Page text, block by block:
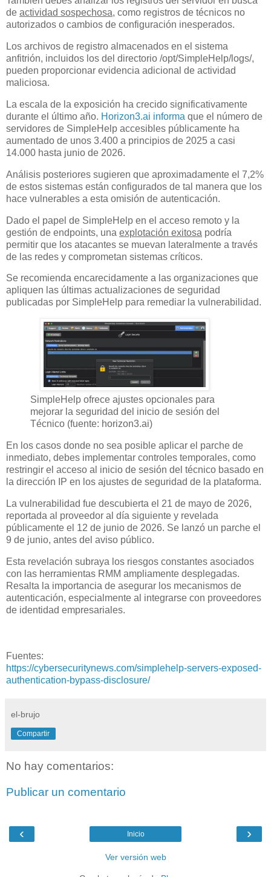
de actividad sospechosa, como registros de técnicos no
autorizados o cambios de configuración inesperados.
Los archivos de registro almacenados en el sistema
anfitrión, incluidos los del directorio /opt/SimpleHelp/logs/,
pueden proporcionar evidencia adicional de actividad
maliciosa.
La escala de la exposición ha crecido significativamente
durante el último año. Horizon3.ai informa que el número de
servidores de SimpleHelp accesibles públicamente ha
aumentado de unos 3.400 a principios de 2025 a casi
14.000 hasta junio de 2026.
Análisis posteriores sugieren que aproximadamente el 7,2%
de estos sistemas están configurados de tal manera que los
hace vulnerables a esta omisión de autenticación.
Dado el papel de SimpleHelp en el acceso remoto y la
gestión de endpoints, una explotación exitosa podría
permitir que los atacantes se muevan lateralmente a través
de las redes y comprometan sistemas críticos.
Se recomienda encarecidamente a las organizaciones que
apliquen las últimas actualizaciones de seguridad
publicadas por SimpleHelp para remediar la vulnerabilidad.
SimpleHelp ofrece ajustes opcionales para
mejorar la seguridad del inicio de sesión del
Técnico (fuente: horizon3.ai)
En los casos donde no sea posible aplicar el parche de
inmediato, debes implementar controles temporales, como
restringir el acceso al inicio de sesión del técnico basado en
la dirección IP en los ajustes de seguridad de la plataforma.
La vulnerabilidad fue descubierta el 21 de mayo de 2026,
reportada al proveedor al día siguiente y revelada
públicamente el 12 de junio de 2026. Se lanzó un parche el
9 de junio, antes del aviso público.
Esta revelación subraya los riesgos constantes asociados
con las herramientas RMM ampliamente desplegadas.
Resalta la importancia de asegurar los mecanismos de
autenticación, especialmente al integrarse con proveedores
de identidad empresariales.
Fuentes:
https://cybersecuritynews.com/simplehelp-servers-exposed-
authentication-bypass-disclosure/
el-brujo
Compartir
No hay comentarios:
Publicar un comentario
‹ ›
Inicio
Ver versión web